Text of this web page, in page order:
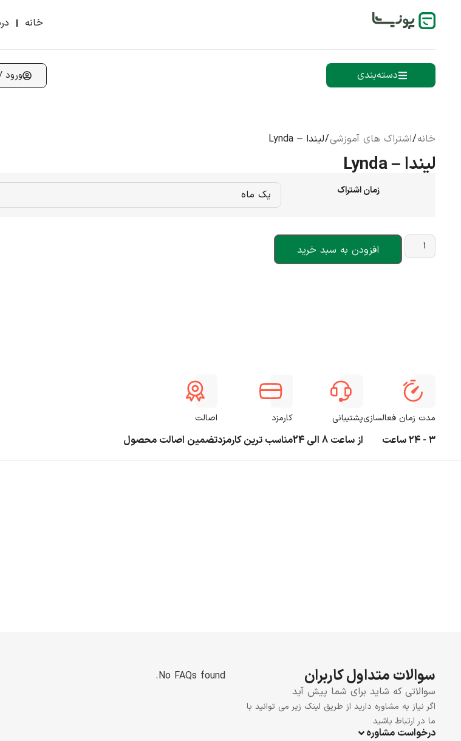
خانه
دسته‌بندی ورود
خانه/اشتراک های آموزشی/ لیندا – Lynda
لیندا – Lynda
زمان اشتراک
افزودن به سبد خرید
مدت زمان فعالسازی
۳ - ۲۴ ساعت
پشتیبانی
از ساعت 8 الی 24
کارمزد
مناسب ترین کارمزد
اصالت
تضمین اصالت محصول
سوالات متداول کاربران
سوالاتی که شاید برای شما پیش آید
اگر نیاز به مشاوره دارید از طریق لینک زیر می توانید با
ما در ارتباط باشید
درخواست مشاوره
No FAQs found.